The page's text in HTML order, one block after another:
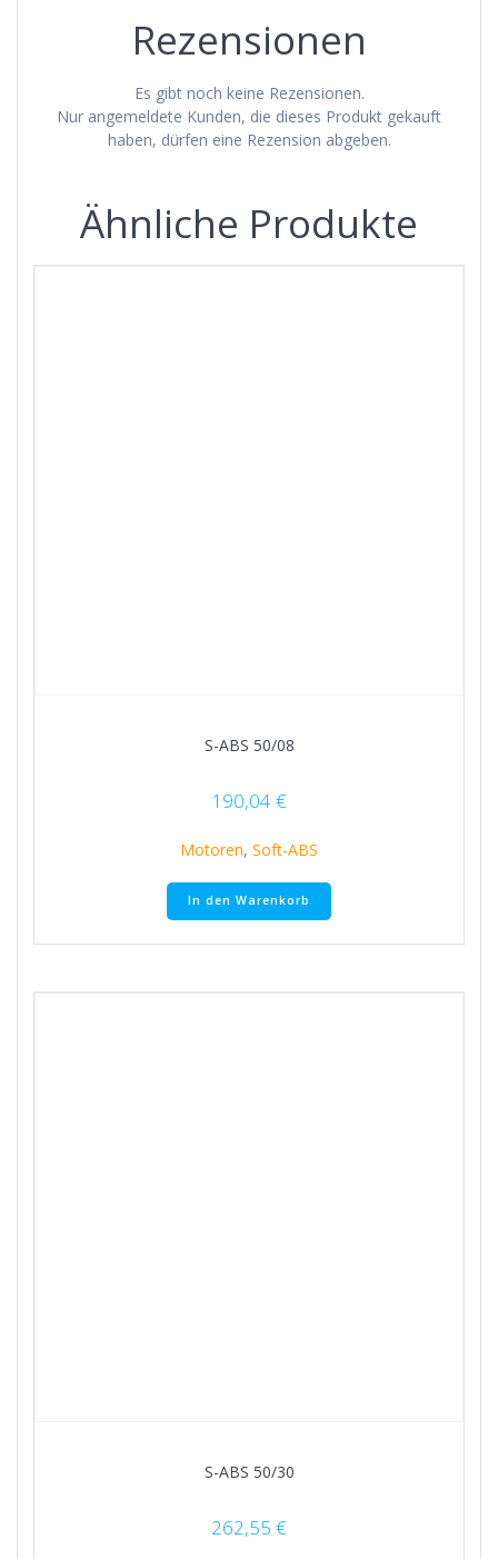
Rezensionen
Es gibt noch keine Rezensionen.
Nur angemeldete Kunden, die dieses Produkt gekauft
haben, dürfen eine Rezension abgeben.
Ähnliche Produkte
S-ABS 50/08
190,04 €
Motoren, Soft-ABS
In den Warenkorb
S-ABS 50/30
262,55 €